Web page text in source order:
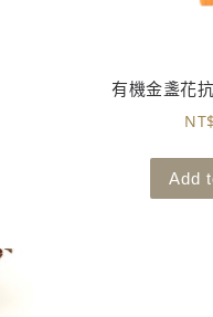
有機金盞花
Add